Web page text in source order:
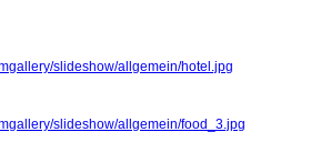
slideshow/allgemein/hotel.jpg
slideshow/allgemein/food_3.jpg